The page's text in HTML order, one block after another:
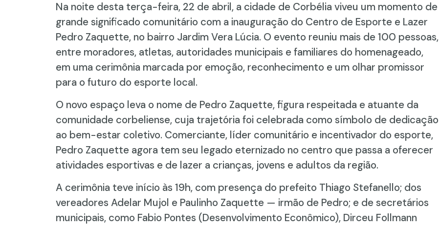
Na noite desta terça-feira, 22 de abril, a cidade de Corbélia viveu um momento de
grande significado comunitário com a inauguração do Centro de Esporte e Lazer
Pedro Zaquette, no bairro Jardim Vera Lúcia. O evento reuniu mais de 100 pessoas,
entre moradores, atletas, autoridades municipais e familiares do homenageado,
em uma cerimônia marcada por emoção, reconhecimento e um olhar promissor
para o futuro do esporte local.
O novo espaço leva o nome de Pedro Zaquette, figura respeitada e atuante da
comunidade corbeliense, cuja trajetória foi celebrada como símbolo de dedicação
ao bem-estar coletivo. Comerciante, líder comunitário e incentivador do esporte,
Pedro Zaquette agora tem seu legado eternizado no centro que passa a oferecer
atividades esportivas e de lazer a crianças, jovens e adultos da região.
A cerimônia teve início às 19h, com presença do prefeito Thiago Stefanello; dos
vereadores Adelar Mujol e Paulinho Zaquette — irmão de Pedro; e de secretários
municipais, como Fabio Pontes (Desenvolvimento Econômico), Dirceu Follmann